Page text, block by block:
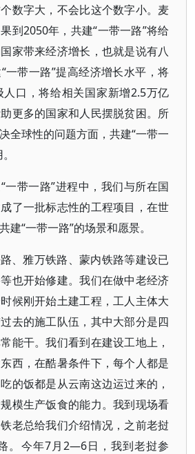
数字大，不会比这个数字小。麦
到2050年，共建“一带一路”将给
家带来经济增长，也就是说有八
一带一路”提高经济增长水平，将
口，将给相关国家新增2.5万亿
更多的国家和人民摆脱贫困。所
全球性的问题方面，共建“一带一
一带一路”进程中，我们与所在国
了一批标志性的工程项目，在世
建“一带一路”的场景和愿景。
、雅万铁路、蒙内铁路等建设已
也开始修建。我们在做中老经济
候刚开始土建工程，工人主体大
去的施工队伍，其中大部分是四
能干。我们看到在建设工地上，
西，在酷暑条件下，每个人都是
的饭都是从云南这边运过来的，
模生产饭食的能力。我到现场看
老总给我们介绍情况，之前老挝
。今年7月2—6日，我到老挝参